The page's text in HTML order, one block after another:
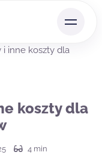
i inne koszty dla
koszty dla
4 min